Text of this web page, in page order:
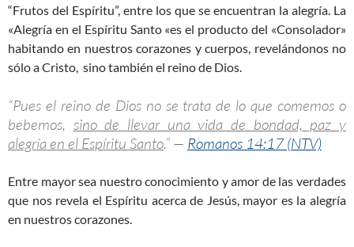
“Frutos del Espíritu”, entre los que se encuentran la alegría. La
«Alegría en el Espíritu Santo «es el producto del «Consolador»
habitando en nuestros corazones y cuerpos, revelándonos no
sólo a Cristo, sino también el reino de Dios.
“Pues el reino de Dios no se trata de lo que comemos o
bebemos, sino de llevar una vida de bondad, paz y
alegría en el Espíritu Santo.” — Romanos 14:17 (NTV)
Entre mayor sea nuestro conocimiento y amor de las verdades
que nos revela el Espíritu acerca de Jesús, mayor es la alegría
en nuestros corazones.